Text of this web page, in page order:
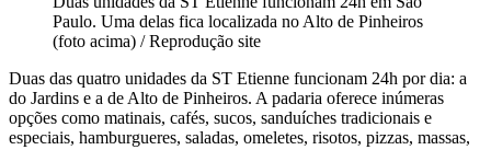
Paulo. Uma delas fica localizada no Alto de Pinheiros
(foto acima) / Reprodução site
Duas das quatro unidades da ST Etienne funcionam 24h por dia: a
do Jardins e a de Alto de Pinheiros. A padaria oferece inúmeras
opções como matinais, cafés, sucos, sanduíches tradicionais e
especiais, hamburgueres, saladas, omeletes, risotos, pizzas, massas,